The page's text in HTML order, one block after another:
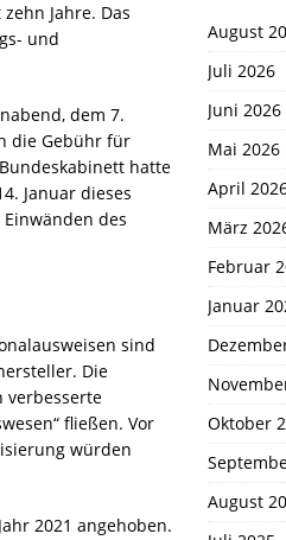
Jahre. Das
und
dem 7.
die Gebühr für
hatte
Januar dieses
des
sind
Die
verbesserte
fließen. Vor
würden
2021 angehoben.
August
Juli 2026
Juni 2026
Mai 2026
April
März
Februar
Januar
Oktober
August